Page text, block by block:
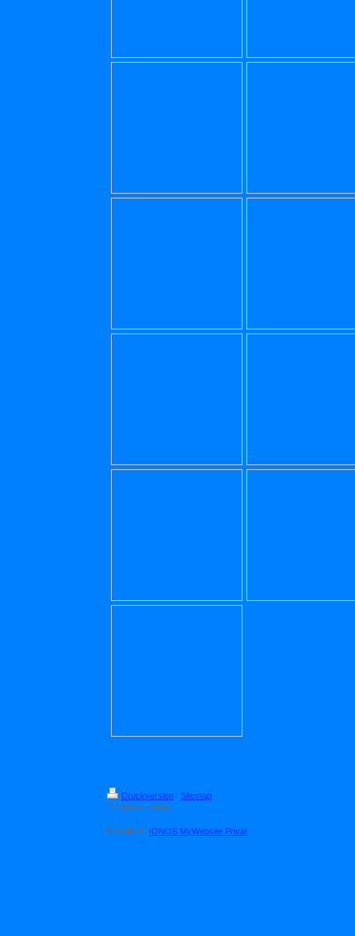
Druckversion | Sitemap
© Markus Krenn
Erstellt mit IONOS MyWebsite Privat